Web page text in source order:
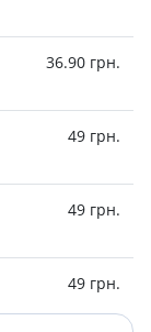
36.90 грн.
49 грн.
49 грн.
49 грн.